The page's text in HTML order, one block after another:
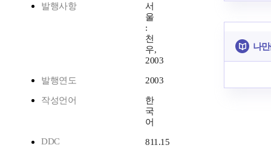
발행사항
서
울
:
천
우,
2003
발행연도 2003
작성언어
한
국
어
DDC
811.15
나